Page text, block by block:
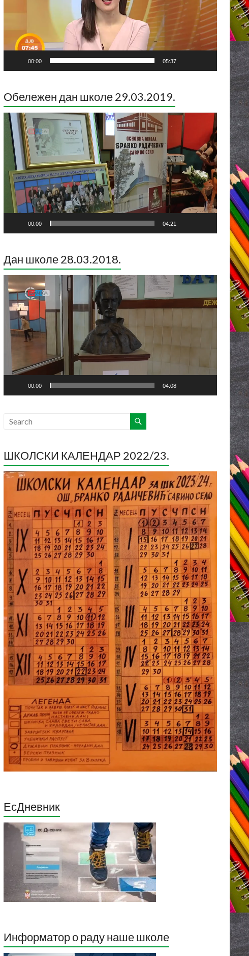
00:00 05:37
Обележен дан школе 29.03.2019.
Прегледач
видео
записа
00:00 04:21
Дан школе 28.03.2018.
Прегледач
видео
записа
00:00 04:08
ШКОЛСКИ КАЛЕНДАР 2022/23.
ЕсДневник
Информатор о раду наше школе